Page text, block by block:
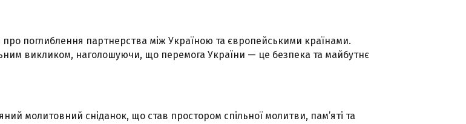
поглиблення партнерства між Україною та європейськими країнами.
викликом, наголошуючи, що перемога України — це безпека та майбутнє
молитовний сніданок, що став простором спільної молитви, пам’яті та